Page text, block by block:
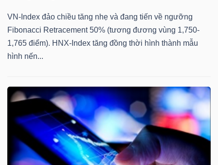
VN-Index đảo chiều tăng nhẹ và đang tiến về ngưỡng
Fibonacci Retracement 50% (tương đương vùng 1,750-
1,765 điểm). HNX-Index tăng đồng thời hình thành mẫu
hình nến...